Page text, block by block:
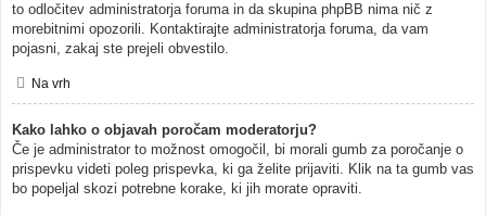
to odločitev administratorja foruma in da skupina phpBB nima nič z
morebitnimi opozorili. Kontaktirajte administratorja foruma, da vam
pojasni, zakaj ste prejeli obvestilo.
Na vrh
Kako lahko o objavah poročam moderatorju?
Če je administrator to možnost omogočil, bi morali gumb za poročanje o
prispevku videti poleg prispevka, ki ga želite prijaviti. Klik na ta gumb vas
bo popeljal skozi potrebne korake, ki jih morate opraviti.